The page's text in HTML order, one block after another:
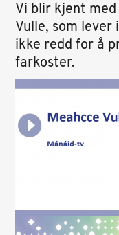
Vi blir kjent
Vulle, som lever
ikke redd for å
farkoster.